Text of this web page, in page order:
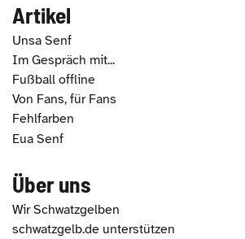
Artikel
Unsa Senf
Im Gespräch mit...
Fußball offline
Von Fans, für Fans
Fehlfarben
Eua Senf
Über uns
Wir Schwatzgelben
schwatzgelb.de unterstützen